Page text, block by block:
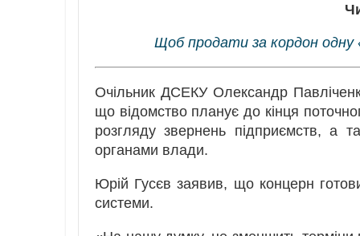
Щоб продати за кордон одну
Очільник ДСЕКУ Олександр
що відомство планує до кінця
розгляду звернень підприємств, а
органами влади.
Юрій Гусєв заявив, що концерн
системи.